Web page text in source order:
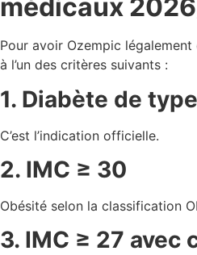
médicaux
Pour avoir Ozempic
à l’un des critères suivants :
1. Diabète de
C’est l’indication officielle.
2. IMC ≥ 30
Obésité selon la classification
3. IMC ≥ 27 avec